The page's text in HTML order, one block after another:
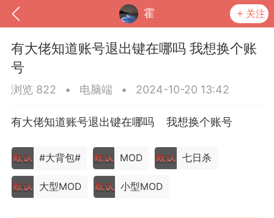
霍 关注
我的钱包 道具
​有大佬知道账号退出键在哪吗 我想换个账
号
浏览 822 • 电脑端 • 2024-10-20 13:42
有大佬知道账号退出键在哪吗 我想换个账号
#大背包# MOD 七日杀
大型MOD 小型MOD